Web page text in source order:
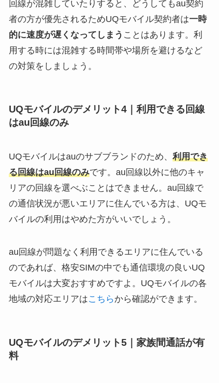
回線が混雑していたりすると、どうしてもau契約
者の方が優先されるためUQモバイル契約者は一時
的に速度が遅くなってしまう ことはあります。利
用する時には混雑する時間帯や場所を避けるなど
の対策をしましょう。
UQモバイルのデメリット4｜利用できる回線
はau回線のみ
UQモバイルはauのサブブランドのため、 利用でき
る回線はau回線のみです。au回線以外に他のキャ
リアの回線を選べぶことはできません。au回線で
の通信状況が悪いエリアに住んでいる方は、UQモ
バイルの利用はやめた方がいいでしょう。
au回線が問題なく利用できるエリアに住んでいる
のであれば、格安SIMの中でも通信環境の良いUQ
モバイルは大変おすすめですよ。UQモバイルの各
地域の対応エリアはこちら から確認ができます。
UQモバイルのデメリット5｜家族間通話が有
料